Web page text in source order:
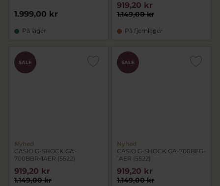
1.999,00 kr
På lager
1.149,00 kr
919,20 kr
På fjernlager
SALE
Nyhed
CASIO G-SHOCK GA-
700BBR-1AER (5522)
1.149,00 kr
919,20 kr
SALE
Nyhed
CASIO G-SHOCK GA-700BEG-
1AER (5522)
1.149,00 kr
919,20 kr